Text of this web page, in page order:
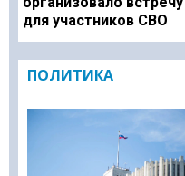
для участников СВО
ПОЛИТИКА